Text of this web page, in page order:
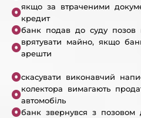
якщо за втраченими
кредит
банк подав до суду позов
врятувати майно, якщо
арешти
скасувати виконавчий
колектора вимагають
автомобіль
банк звернувся з позовом